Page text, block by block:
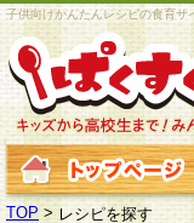
子供向けかんたんレシピの食育サ
TOP > レシピを探す